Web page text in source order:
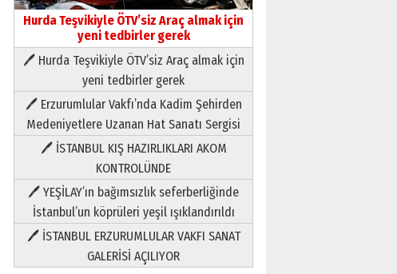
Hurda Teşvikiyle ÖTV’siz Araç almak için
yeni tedbirler gerek
🖊 Hurda Teşvikiyle ÖTV’siz Araç almak için
yeni tedbirler gerek
🖊 Erzurumlular Vakfı’nda Kadim Şehirden
Medeniyetlere Uzanan Hat Sanatı Sergisi
🖊 İSTANBUL KIŞ HAZIRLIKLARI AKOM
KONTROLÜNDE
🖊 YEŞİLAY’ın bağımsızlık seferberliğinde
İstanbul’un köprüleri yeşil ışıklandırıldı
🖊 İSTANBUL ERZURUMLULAR VAKFI SANAT
GALERİSİ AÇILIYOR
Neşat YALÇIN
Paranın Aile Kültüründeki Yeri
03 Ağustos 2026 Pazartesi
Yıldırım Gündoğdu
HAVVA’NIN ÜÇ KIZI
09 Temmuz 2026 Perşembe
Yusuf POLAT
Şampiyonluk Sebahattin
Şirin’e yazar